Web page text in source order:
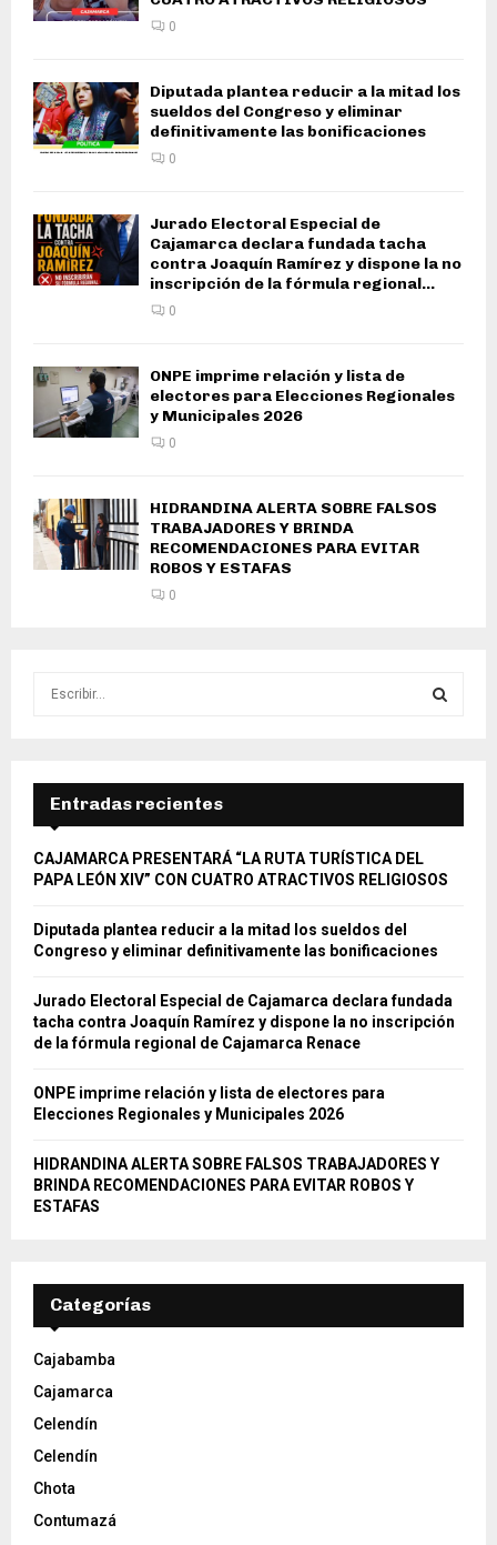
0
Diputada plantea reducir a la mitad los
sueldos del Congreso y eliminar
definitivamente las bonificaciones
0
Jurado Electoral Especial de
Cajamarca declara fundada tacha
contra Joaquín Ramírez y dispone la no
inscripción de la fórmula regional...
0
ONPE imprime relación y lista de
electores para Elecciones Regionales
y Municipales 2026
0
HIDRANDINA ALERTA SOBRE FALSOS
TRABAJADORES Y BRINDA
RECOMENDACIONES PARA EVITAR
ROBOS Y ESTAFAS
0
f
r
E
A
R
H
Entradas recientes
CAJAMARCA PRESENTARÁ “LA RUTA TURÍSTICA DEL
PAPA LEÓN XIV” CON CUATRO ATRACTIVOS RELIGIOSOS
Diputada plantea reducir a la mitad los sueldos del
Congreso y eliminar definitivamente las bonificaciones
Jurado Electoral Especial de Cajamarca declara fundada
tacha contra Joaquín Ramírez y dispone la no inscripción
de la fórmula regional de Cajamarca Renace
ONPE imprime relación y lista de electores para
Elecciones Regionales y Municipales 2026
HIDRANDINA ALERTA SOBRE FALSOS TRABAJADORES Y
BRINDA RECOMENDACIONES PARA EVITAR ROBOS Y
ESTAFAS
Categorías
Cajabamba
Cajamarca
Celendín
Celendín
Chota
Contumazá